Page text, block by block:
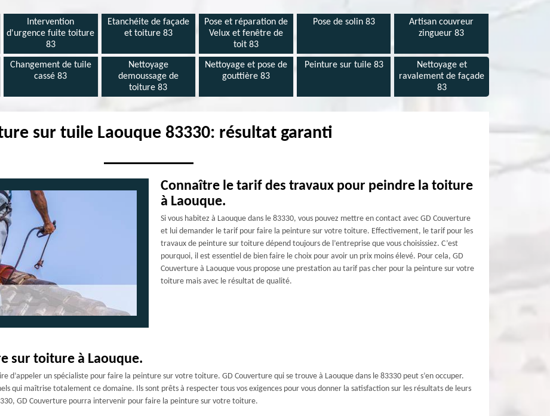
Intervention
d'urgence fuite toiture
83
Etanchéite de façade
et toiture 83
Pose et réparation de
Velux et fenêtre de
toit 83
Pose de solin 83
Artisan couvreur
zingueur 83
Changement de tuile
cassé 83
Nettoyage
demoussage de
toiture 83
Nettoyage et pose de
gouttière 83
Peinture sur tuile 83
Nettoyage et
ravalement de façade
83
sur tuile Laouque 83330: résultat garanti
Connaître le tarif des travaux pour peindre la toiture
à Laouque.
Si vous habitez à Laouque dans le 83330, vous pouvez mettre en contact avec GD Couverture
et lui demander le tarif pour faire la peinture sur votre toiture. Effectivement, le tarif pour les
travaux de peinture sur toiture dépend toujours de l’entreprise que vous choisissiez. C’est
pourquoi, il est essentiel de bien faire le choix pour avoir un prix moins élevé. Pour cela, GD
Couverture à Laouque vous propose une prestation au tarif pas cher pour la peinture sur votre
toiture mais avec le résultat de qualité.
sur toiture à Laouque.
d’appeler un spécialiste pour faire la peinture sur votre toiture. GD Couverture qui se trouve à Laouque dans le 83330 peut s’en occuper.
qui maîtrise totalement ce domaine. Ils sont prêts à respecter tous vos exigences pour vous donner la satisfaction sur les résultats de leurs
GD Couverture pourra intervenir pour faire la peinture sur votre toiture.